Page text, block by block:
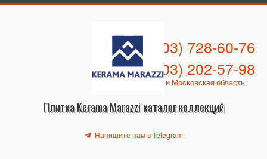
Плитка Kerama Marazzi каталог коллекций
+7 (903) 728-60-76
+7 (903) 202-57-98
Москва и Московская область
Напишите нам в Telegram